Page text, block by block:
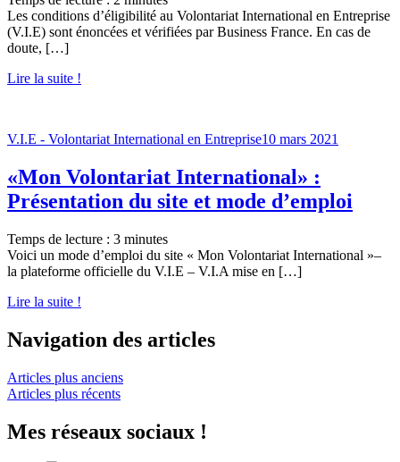
Les conditions d’éligibilité au Volontariat International en Entreprise
(V.I.E) sont énoncées et vérifiées par Business France. En cas de
doute, […]
Lire la suite !
V.I.E - Volontariat International en Entreprise10 mars 2021
«Mon Volontariat International» :
Présentation du site et mode d’emploi
Temps de lecture : 3 minutes
Voici un mode d’emploi du site « Mon Volontariat International »–
la plateforme officielle du V.I.E – V.I.A mise en […]
Lire la suite !
Navigation des articles
Articles plus anciens
Articles plus récents
Mes réseaux sociaux !